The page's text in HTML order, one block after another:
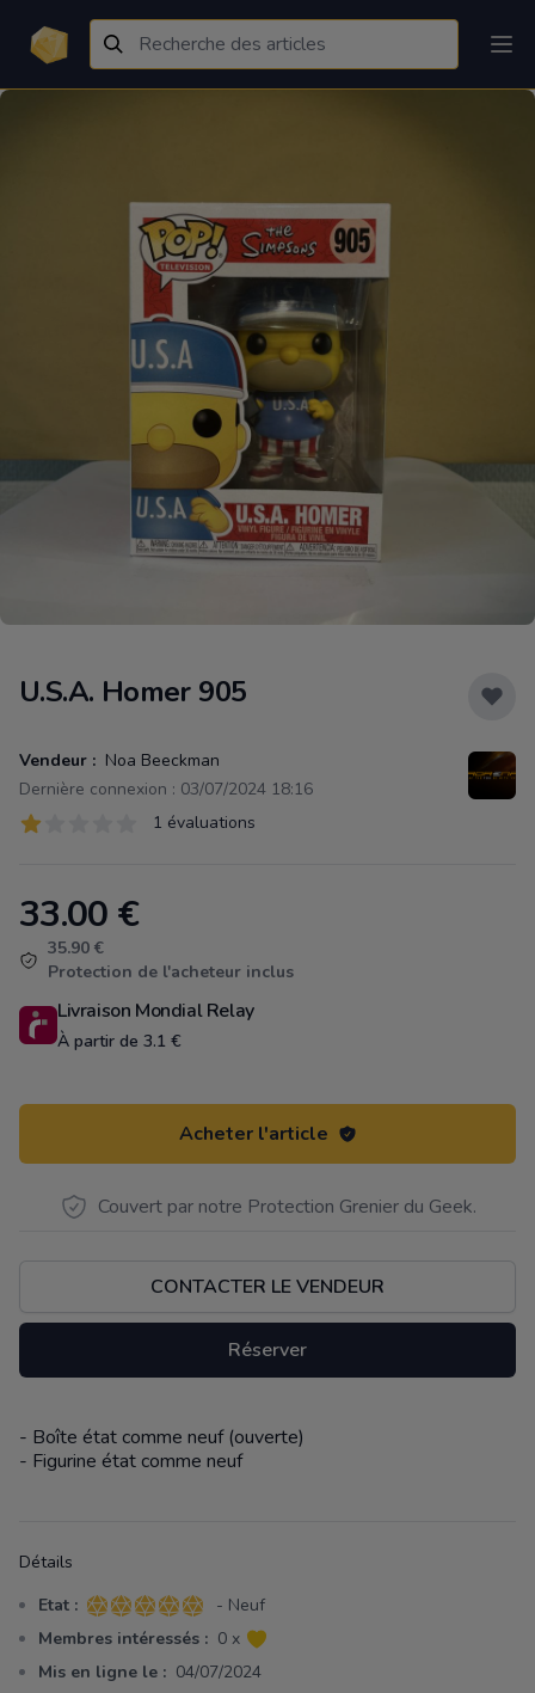
U.S.A. Homer 905
Vendeur : Noa Beeckman
Dernière connexion : 03/07/2024 18:16
Évaluations
1 sur 5 étoiles 1 évaluations
Product information
33.00 €
35.90 €
Protection de l'acheteur inclus
Livraison Mondial Relay
À partir de 3.1 €
Acheter l'article
Couvert par notre Protection Grenier du Geek.
CONTACTER LE VENDEUR
Réserver
Description
- Boîte état comme neuf (ouverte)
- Figurine état comme neuf
Détails
Etat : 5 sur 5 étoiles
- Neuf
Membres intéressés : 0 x
Mis en ligne le : 04/07/2024